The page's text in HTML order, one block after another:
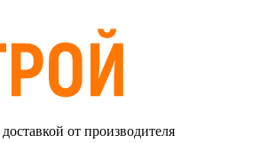
от производителя